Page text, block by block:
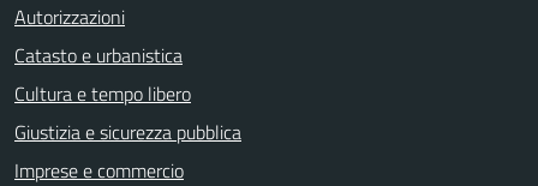
Autorizzazioni
Catasto e urbanistica
Cultura e tempo libero
Giustizia e sicurezza pubblica
Imprese e commercio